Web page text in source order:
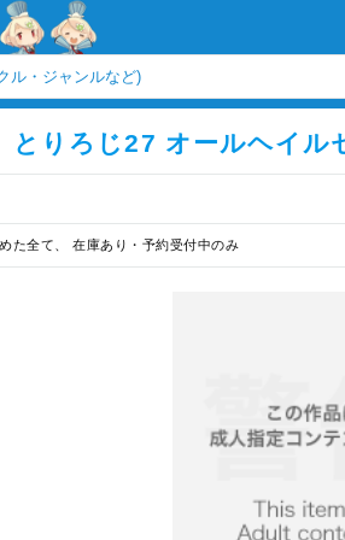
とりろじ27 オールヘイル
た全て、 在庫あり・予約受付中のみ